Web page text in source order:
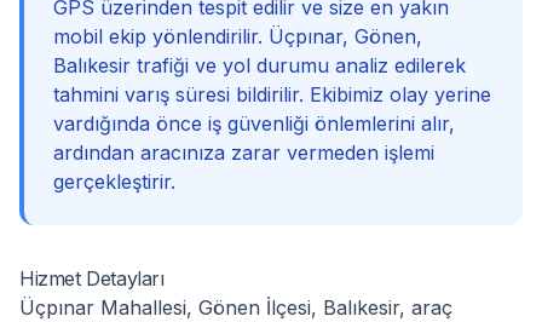
GPS üzerinden tespit edilir ve size en yakın
mobil ekip yönlendirilir. Üçpınar, Gönen,
Balıkesir trafiği ve yol durumu analiz edilerek
tahmini varış süresi bildirilir. Ekibimiz olay yerine
vardığında önce iş güvenliği önlemlerini alır,
ardından aracınıza zarar vermeden işlemi
gerçekleştirir.
Hizmet Detayları
Üçpınar Mahallesi, Gönen İlçesi, Balıkesir, araç